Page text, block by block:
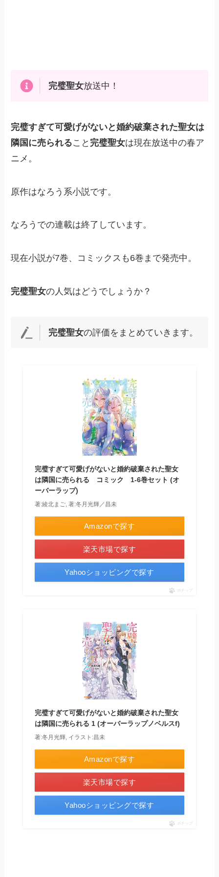
完璧聖女放送中！
完璧すぎて可愛げがないと婚約破棄された聖女は
隣国に売られること 完璧聖女は現在放送中の春ア
ニメ。
原作はなろう系小説です。
なろうでの連載は終了しています。
現在小説が7巻、コミックスも6巻まで発売中。
完璧聖女の人気はどうでしょうか？
完璧聖女の評価をまとめていきます。
完璧すぎて可愛げがないと婚約破棄された聖女
は隣国に売られる コミック 1-6巻セット (オ
ーバーラップ)
著:綾北まご, 著:冬月光輝／昌未
Amazonで探す
楽天市場で探す
Yahooショッピングで探す
ポチップ
完璧すぎて可愛げがないと婚約破棄された聖女
は隣国に売られる 1 (オーバーラップノベルスf)
著:冬月光輝, イラスト:昌未
Amazonで探す
楽天市場で探す
Yahooショッピングで探す
ポチップ